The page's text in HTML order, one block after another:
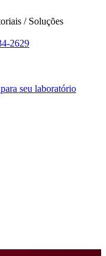
/ Soluções
2629
seu laboratório